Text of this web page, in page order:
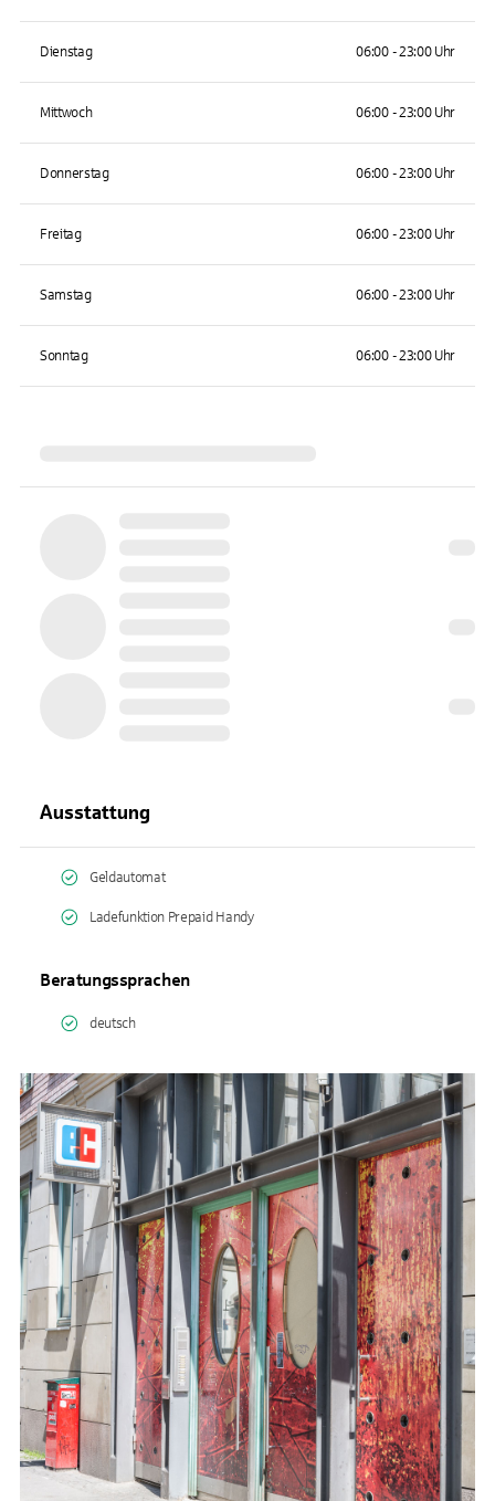
Dienstag 06:00 - 23:00 Uhr
Mittwoch 06:00 - 23:00 Uhr
Donnerstag 06:00 - 23:00 Uhr
Freitag 06:00 - 23:00 Uhr
Samstag 06:00 - 23:00 Uhr
Sonntag 06:00 - 23:00 Uhr
Ausstattung
Geldautomat
Ladefunktion Prepaid Handy
Beratungssprachen
deutsch